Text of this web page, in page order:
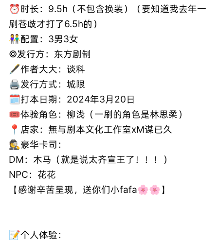
⏰时长：9.5h（不包含换装）（要知道我去年一
刷苍歧才打了6.5h的）
👫配置：3男3女
©️发行方：东方剧制
🖋作者大大：谈科
🖨发行方式：城限
🗓打本日期：2024年3月20日
🎟体验角色：柳浅（一刷的角色是林思柔）
📍店家：無与剧本文化工作室xM谋已久
🕵豪华卡司：
DM：木马（就是说太齐宣王了！！！）
NPC：花花
【感谢辛苦呈现，送你们小fafa🌸🌸】
📝个人体验：